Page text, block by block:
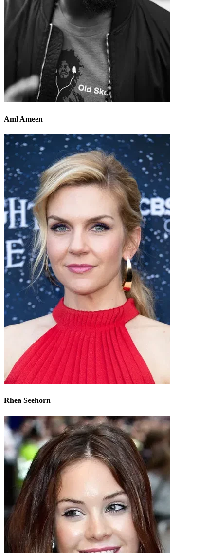
Aml Ameen
Rhea Seehorn